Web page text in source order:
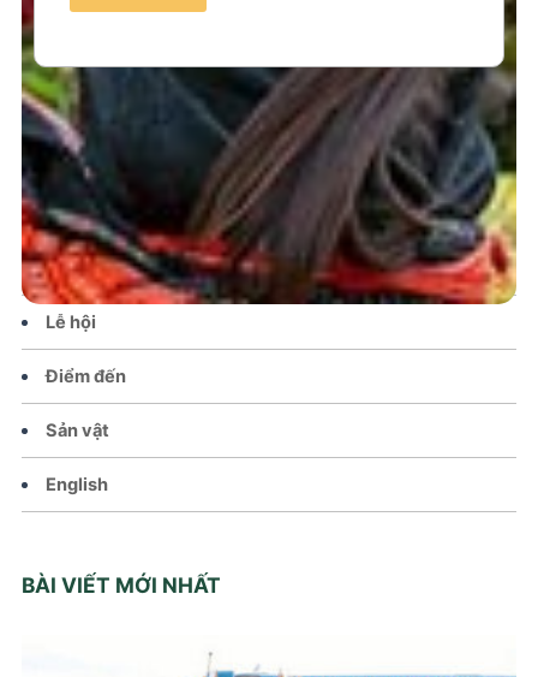
Trang chủ
Tin tức – Sự kiện
Chính sách
Văn hoá – Đời sống
Lễ hội
Điểm đến
Sản vật
English
BÀI VIẾT MỚI NHẤT